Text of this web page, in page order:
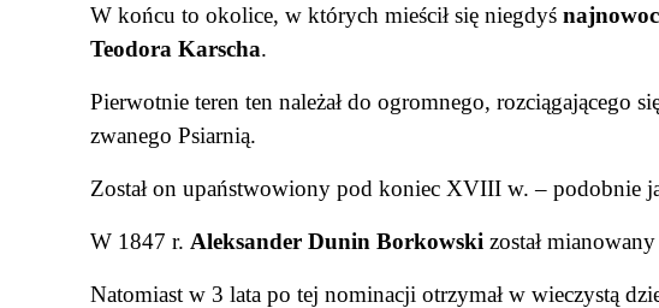
W końcu to okolice, w których mieścił się niegdyś
Teodora Karscha.
Pierwotnie teren ten należał do ogromnego, rozciągającego
zwanego Psiarnią.
Został on upaństwowiony pod koniec XVIII w. – podobnie
W 1847 r. Aleksander Dunin Borkowski został
Natomiast w 3 lata po tej nominacji otrzymał w wieczystą